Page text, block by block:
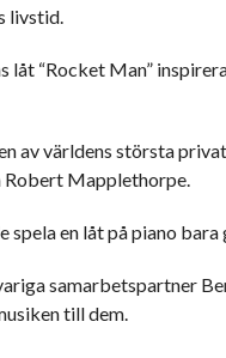
livstid.
låt “Rocket Man”
av världens största
Robert Mapplethorpe.
spela en låt på piano
samarbetspartner
till dem.